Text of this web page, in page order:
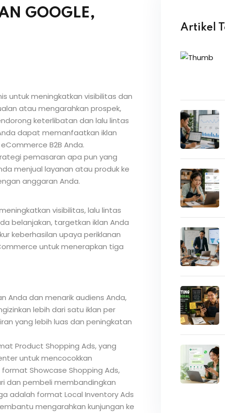
GOOGLE,
untuk meningkatkan visibilitas dan
atau mengarahkan prospek,
keterlibatan dan lalu lintas
dapat memanfaatkan iklan
B2B Anda.
pemasaran apa pun yang
menjual layanan atau produk ke
anggaran Anda.
visibilitas, lalu lintas
belanjakan, targetkan iklan Anda
keberhasilan upaya periklanan
untuk menerapkan tiga
Anda dan menarik audiens Anda,
lebih dari satu iklan per
yang lebih luas dan peningkatan
Product Shopping Ads, yang
untuk mencocokkan
Showcase Shopping Ads,
dan pembeli membandingkan
adalah format Local Inventory Ads
mengarahkan kunjungan ke
Artikel